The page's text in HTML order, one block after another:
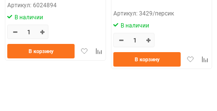
Артикул: 6024894
В наличии
ДобавитьДобавить
сравнению
В корзину
Артикул: 3429/персик
В наличии
Добавить
В корзину